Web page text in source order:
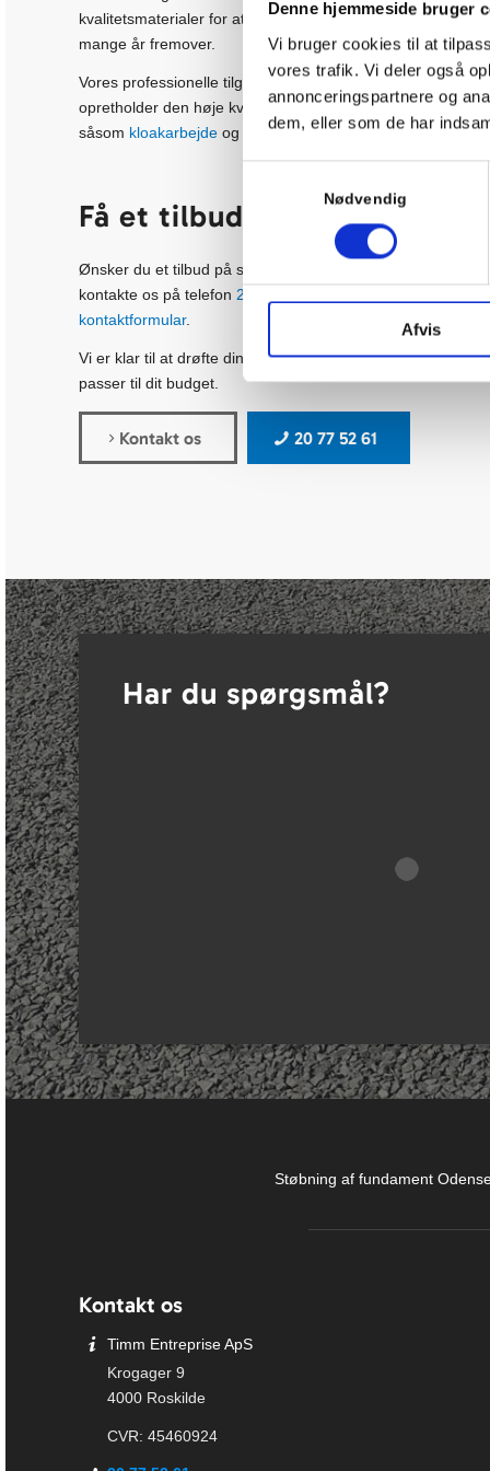
Denne hjemmeside bruger
Vi bruger cookies til at
vores trafik. Vi deler også
annonceringspartnere og
dem, eller som de har
Nødvendig
Afvis
kvalitetsmaterialer for at sikre, at fundamentet har den
mange år fremover.
Vores professionelle tilgang sikrer, at projektet forløber
opretholder den høje kvalitet. Dette inkluderer ikke kun
såsom kloakarbejdeog brolægning, som kan være
Få et tilbud på støbning af
Ønsker du et tilbud på støbning af fundament i Odense
kontakte os på telefon 20 77 52 61
kontaktformular.
Vi er klar til at drøfte dine behov og udarbejde et
passer til dit budget.
Kontakt os 20 77 52 61
Har du spørgsmål?
Støbning af fundament
Kontakt os
Timm Entreprise ApS
Krogager 9
4000 Roskilde
CVR: 45460924